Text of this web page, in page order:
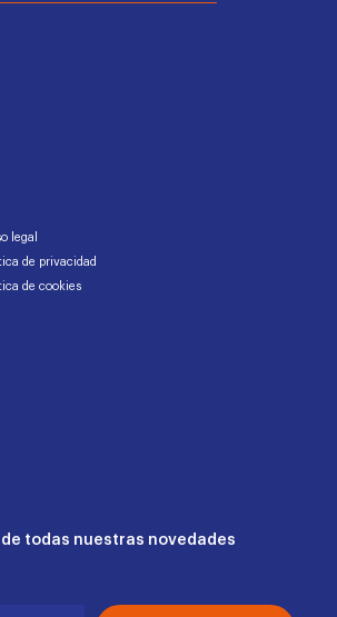
legal
de privacidad
de cookies
todas nuestras novedades